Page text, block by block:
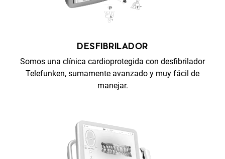
DESFIBRILADOR
Somos una clínica cardioprotegida con desfibrilador
Telefunken, sumamente avanzado y muy fácil de
manejar.